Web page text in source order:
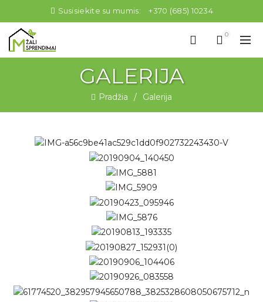
Susisiekite su mumis: +370 (685) 10234
0
GALERIJA
Pradžia Galerija